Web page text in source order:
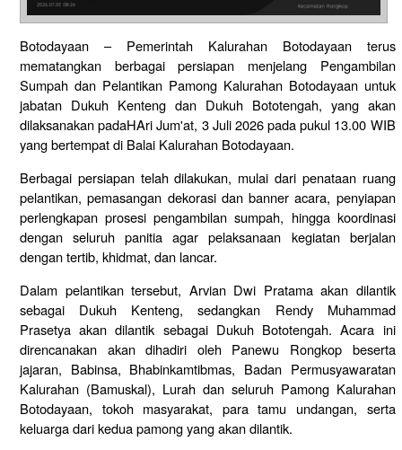
Botodayaan – Pemerintah Kalurahan Botodayaan terus
mematangkan berbagai persiapan menjelang Pengambilan
Sumpah dan Pelantikan Pamong Kalurahan Botodayaan untuk
jabatan Dukuh Kenteng dan Dukuh Bototengah, yang akan
dilaksanakan padaHAri Jum'at, 3 Juli 2026 pada pukul 13.00 WIB
yang bertempat di Balai Kalurahan Botodayaan.
Berbagai persiapan telah dilakukan, mulai dari penataan ruang
pelantikan, pemasangan dekorasi dan banner acara, penyiapan
perlengkapan prosesi pengambilan sumpah, hingga koordinasi
dengan seluruh panitia agar pelaksanaan kegiatan berjalan
dengan tertib, khidmat, dan lancar.
Dalam pelantikan tersebut, Arvian Dwi Pratama akan dilantik
sebagai Dukuh Kenteng, sedangkan Rendy Muhammad
Prasetya akan dilantik sebagai Dukuh Bototengah. Acara ini
direncanakan akan dihadiri oleh Panewu Rongkop beserta
jajaran, Babinsa, Bhabinkamtibmas, Badan Permusyawaratan
Kalurahan (Bamuskal), Lurah dan seluruh Pamong Kalurahan
Botodayaan, tokoh masyarakat, para tamu undangan, serta
keluarga dari kedua pamong yang akan dilantik.